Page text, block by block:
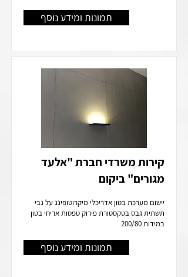
תמונות ומידע נוסף
קירות משרדי חברת "אלעד
מגורים" ביקום
יישום מערכת בטון אדריכלי מיקרוטופינג על גבי
תשתית גבס בטקסטורת פירוק טפסות אריחי בטון
במידות 200/80
תמונות ומידע נוסף